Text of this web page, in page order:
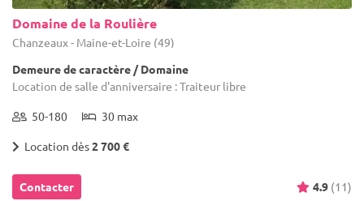
Domaine de la Roulière
Chanzeaux - Maine-et-Loire (49)
Demeure de caractère / Domaine
Location de salle d'anniversaire : Traiteur libre
50-180 30 max
Location dès2 700 €
Contacter 4.9 (11)